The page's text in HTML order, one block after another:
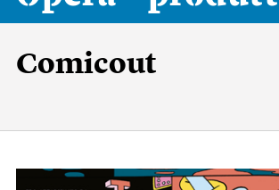
Comicout